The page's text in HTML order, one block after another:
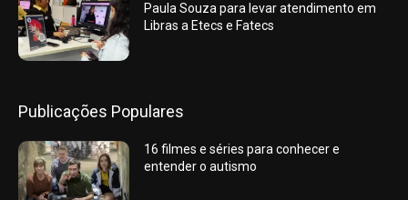
Paula Souza para levar atendimento em
Libras a Etecs e Fatecs
Publicações Populares
16 filmes e séries para conhecer e
entender o autismo